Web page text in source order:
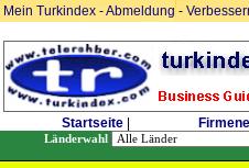
Mein Turkindex -Abmeldung-
Startseite
Länderwahl